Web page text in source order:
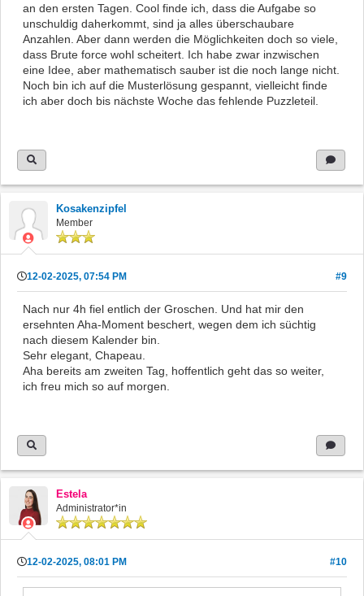
an den ersten Tagen. Cool finde ich, dass die Aufgabe so
unschuldig daherkommt, sind ja alles überschaubare
Anzahlen. Aber dann werden die Möglichkeiten doch so viele,
dass Brute force wohl scheitert. Ich habe zwar inzwischen
eine Idee, aber mathematisch sauber ist die noch lange nicht.
Noch bin ich auf die Musterlösung gespannt, vielleicht finde
ich aber doch bis nächste Woche das fehlende Puzzleteil.
Kosakenzipfel
Member
12-02-2025, 07:54 PM #9
Nach nur 4h fiel entlich der Groschen. Und hat mir den
ersehnten Aha-Moment beschert, wegen dem ich süchtig
nach diesem Kalender bin.
Sehr elegant, Chapeau.
Aha bereits am zweiten Tag, hoffentlich geht das so weiter,
ich freu mich so auf morgen.
Estela
Administrator*in
12-02-2025, 08:01 PM #10